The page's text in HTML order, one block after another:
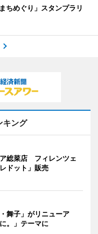
ちめぐり」スタンプラリ
キング
総菜店 フィレンツェ
ドット」販売
舞子」がリニューア
。」テーマに